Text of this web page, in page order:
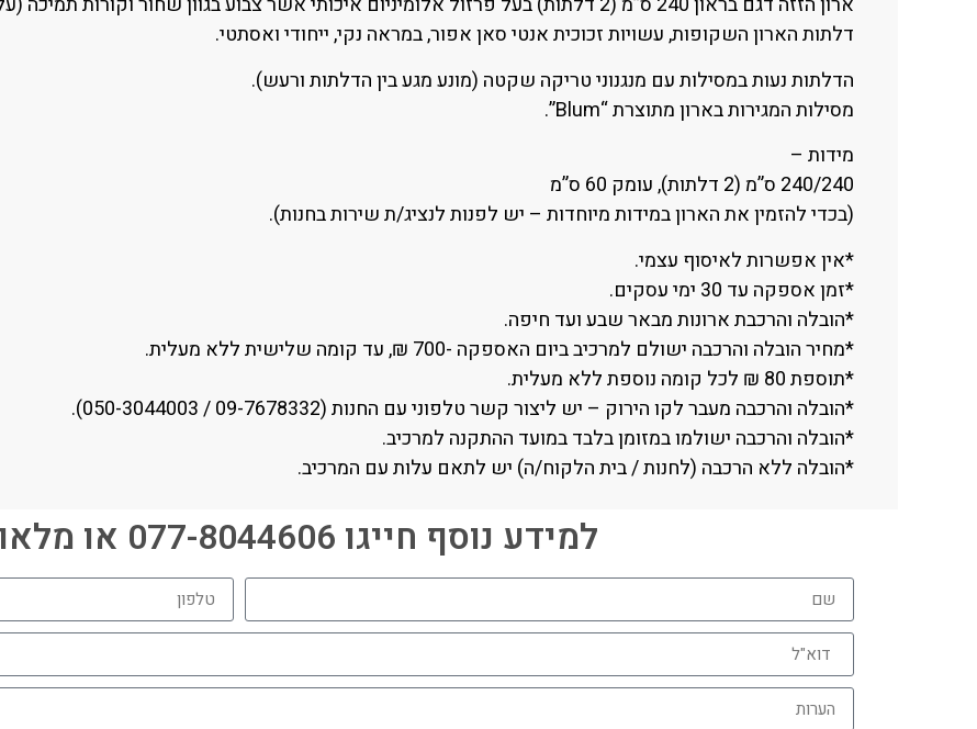
דלתות הארון השקופות, עשויות זכוכית אנטי סאן אפור, במראה נקי, ייחודי ואסתטי.
הדלתות נעות במסילות עם מנגנוני טריקה שקטה (מונע מגע בין הדלתות ורעש).
מסילות המגירות בארון מתוצרת “Blum”.
מידות –
240/240 ס”מ (2 דלתות), עומק 60 ס”מ
(בכדי להזמין את הארון במידות מיוחדות – יש לפנות לנציג/ת שירות בחנות).
*אין אפשרות לאיסוף עצמי.
*זמן אספקה עד 30 ימי עסקים.
*הובלה והרכבת ארונות מבאר שבע ועד חיפה.
*מחיר הובלה והרכבה ישולם למרכיב ביום האספקה -700 ₪, עד קומה שלישית ללא מעלית.
*תוספת 80 ₪ לכל קומה נוספת ללא מעלית.
*הובלה והרכבה מעבר לקו הירוק – יש ליצור קשר טלפוני עם החנות (09-7678332 / 050-3044003).
*הובלה והרכבה ישולמו במזומן בלבד במועד ההתקנה למרכיב.
*הובלה ללא הרכבה (לחנות / בית הלקוח/ה) יש לתאם עלות עם המרכיב.
למידע נוסף חייגו 077-8044606 או מלאו פרטים: